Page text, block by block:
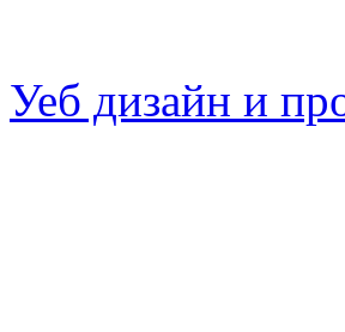
Уеб дизайн и